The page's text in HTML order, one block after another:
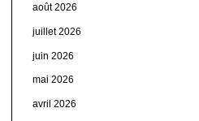
août 2026
juillet 2026
juin 2026
mai 2026
avril 2026